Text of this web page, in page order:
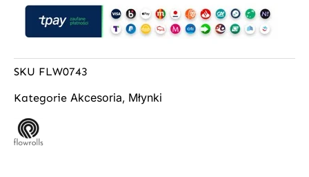
SKU FLW0743
Kategorie Akcesoria, Młynki